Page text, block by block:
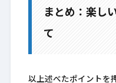
まとめ：楽し
て
以上述べたポイントを